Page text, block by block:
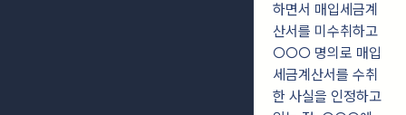
하면서 매입세금계
산서를 미수취하고
○○○ 명의로 매입
세금계산서를 수취
한 사실을 인정하고